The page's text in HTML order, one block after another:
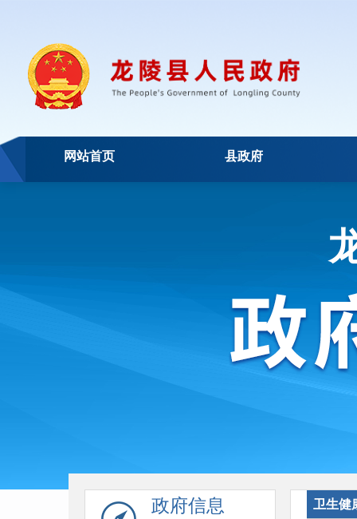
网站首页 县政府
政府信息
卫生健